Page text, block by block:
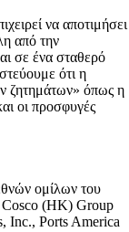
να αποτιμήσει
από την
σε ένα σταθερό
ότι η
ζητημάτων» όπως η
οι προσφυγές
ομίλων του
Cosco (HK) Group
Inc., Ports America